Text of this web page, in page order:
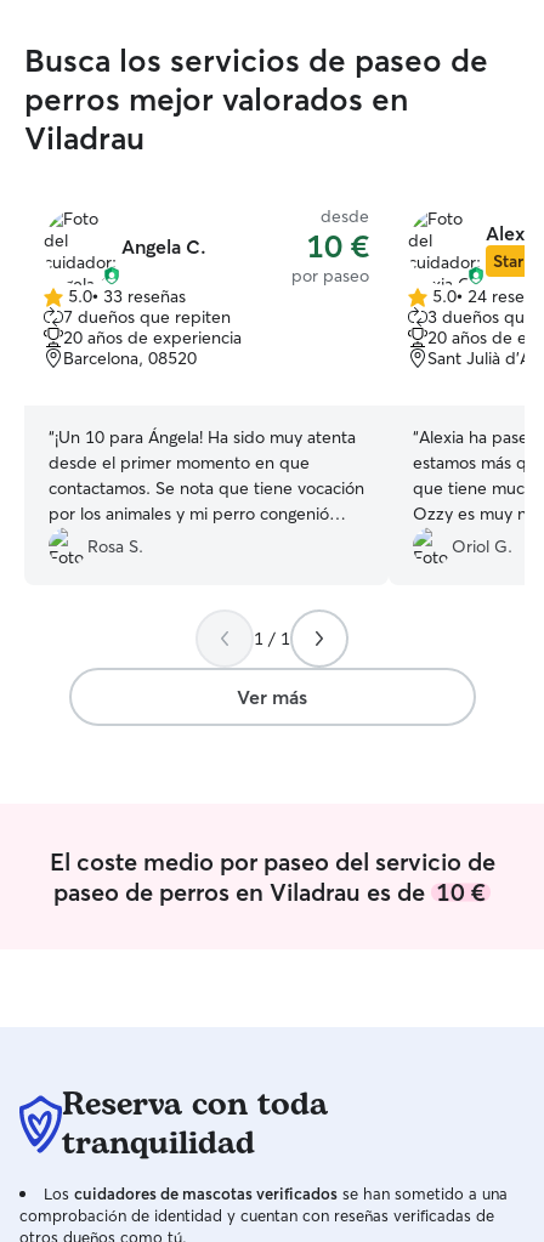
Busca los servicios de paseo de
perros mejor valorados en
Viladrau
Angela C.
desde
10 €
por paseo
5.0
de
5
estrellas
5.0• 33 reseñas
7 dueños que repiten
20 años de experiencia
Barcelona, 08520
“¡Un 10 para Ángela! Ha sido muy atenta
desde el primer momento en que
contactamos. Se nota que tiene vocación
por los animales y mi perro congenió
rápido con ella. Me ha informado y
enviado fotos/vídeos de Rayo cada día y
contaremos con ella de nuevo si
volvemos a ausentarnos!!❤️”
Rosa S.
Alexia
Star
5.0
de
5
estrellas
5.0• 24
3 dueños que
20 años de
Sant Julià
“Alexia ha
estamos más
que tiene
Ozzy es muy
manejar y con
pasear tranquilo
Oriol G.
1 / 1
Ver más
El coste medio por paseo del servicio de
paseo de perros en Viladrau es de 10 €
Reserva con toda
tranquilidad
Los cuidadores de mascotas verificados se han sometido a una
comprobación de identidad y cuentan con reseñas verificadas de
otros dueños como tú.